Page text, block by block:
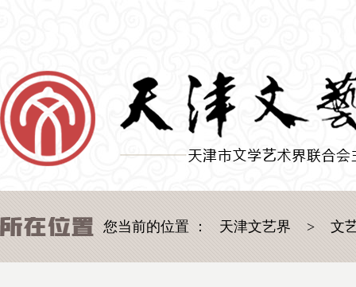
您当前的位置 ： 天津文艺界 > 文